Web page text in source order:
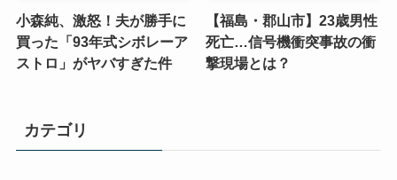
小森純、激怒！夫が勝手に
買った「93年式シボレーア
ストロ」がヤバすぎた件
【福島・郡山市】23歳男性
死亡…信号機衝突事故の衝
撃現場とは？
カテゴリ